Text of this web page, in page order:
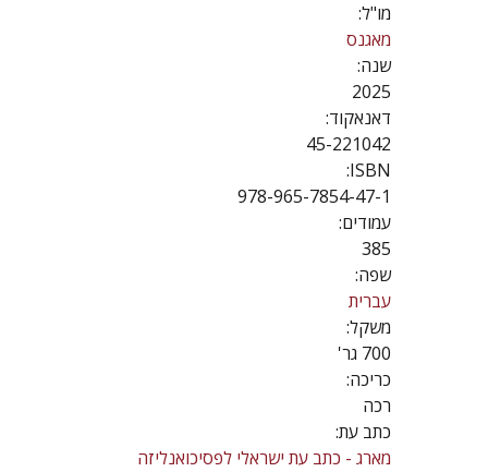
מו"ל:
מאגנס
שנה:
2025
דאנאקוד:
45-221042
ISBN:
978-965-7854-47-1
עמודים:
385
שפה:
עברית
משקל:
700 גר'
כריכה:
רכה
כתב עת:
מארג - כתב עת ישראלי לפסיכואנליזה